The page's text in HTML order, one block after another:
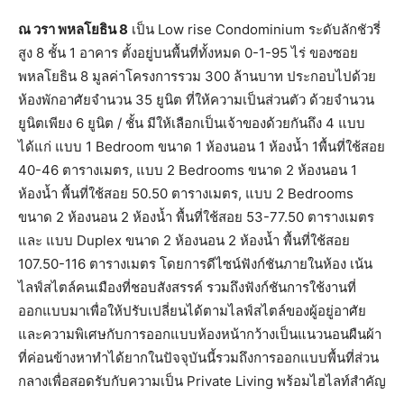
ณ วรา พหลโยธิน 8 เป็น Low rise Condominium ระดับลักชัวรี่
สูง 8 ชั้น 1 อาคาร ตั้งอยู่บนพื้นที่ทั้งหมด 0-1-95 ไร่ ของซอย
พหลโยธิน 8 มูลค่าโครงการรวม 300 ล้านบาท ประกอบไปด้วย
ห้องพักอาศัยจำนวน 35 ยูนิต ที่ให้ความเป็นส่วนตัว ด้วยจำนวน
ยูนิตเพียง 6 ยูนิต / ชั้น มีให้เลือกเป็นเจ้าของด้วยกันถึง 4 แบบ
ได้แก่ แบบ 1 Bedroom ขนาด 1 ห้องนอน 1 ห้องน้ำ 1พื้นที่ใช้สอย
40-46 ตารางเมตร, แบบ 2 Bedrooms ขนาด 2 ห้องนอน 1
ห้องน้ำ พื้นที่ใช้สอย 50.50 ตารางเมตร, แบบ 2 Bedrooms
ขนาด 2 ห้องนอน 2 ห้องน้ำ พื้นที่ใช้สอย 53-77.50 ตารางเมตร
และ แบบ Duplex ขนาด 2 ห้องนอน 2 ห้องน้ำ พื้นที่ใช้สอย
107.50-116 ตารางเมตร โดยการดีไซน์ฟังก์ชันภายในห้อง เน้น
ไลฟ์สไตล์คนเมืองที่ชอบสังสรรค์ รวมถึงฟังก์ชันการใช้งานที่
ออกแบบมาเพื่อให้ปรับเปลี่ยนได้ตามไลฟ์สไตล์ของผู้อยู่อาศัย
และความพิเศษกับการออกแบบห้องหน้ากว้างเป็นแนวนอนผืนผ้า
ที่ค่อนข้างหาทำได้ยากในปัจจุบันนี้รวมถึงการออกแบบพื้นที่ส่วน
กลางเพื่อสอดรับกับความเป็น Private Living พร้อมไฮไลท์สำคัญ